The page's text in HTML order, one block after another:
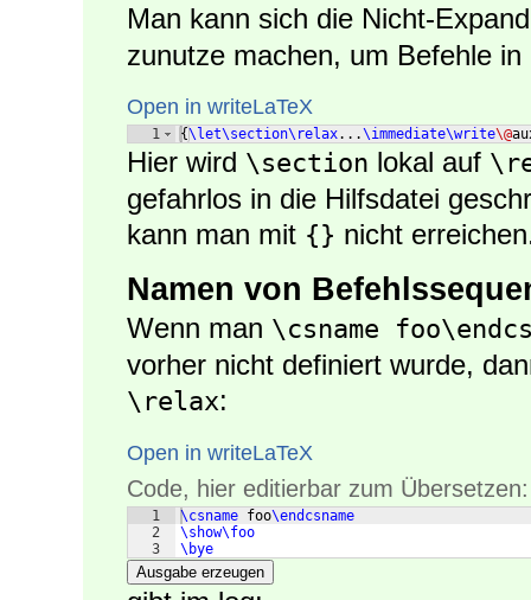
Man kann sich die Nicht-
zunutze machen, um Befehle
Open in writeLaTeX
1 {\let\section\relax...\immediate\write\@
Hier wird \section lokal auf
gefahrlos in die Hilfsdatei
kann man mit {} nicht
Namen von
Wenn man \csname
vorher nicht definiert wurde,
\relax:
Open in writeLaTeX
Code, hier editierbar zum Übersetzen:
1
2
3
\csname foo\endcsname
\show\foo
\bye
Ausgabe erzeugen